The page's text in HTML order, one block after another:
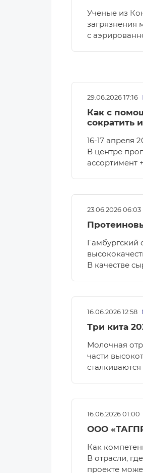
Ученые из
загрязнения
с
29.06.2026 17:16
Как с
сократить
16-17 апреля
В центре
ассортимент
23.06.2026 06:03
Гамбургский
В качестве
16.06.2026 12:58
Три кита
Молочная
части
16.06.2026 01:00
ООО
Как
В отрасли,
проекте